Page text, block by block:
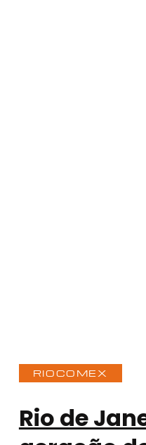
RIOCOMEX
Rio de